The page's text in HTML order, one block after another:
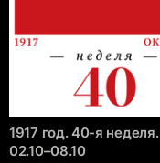
1917 год. 40-я неделя.
02.10–08.10